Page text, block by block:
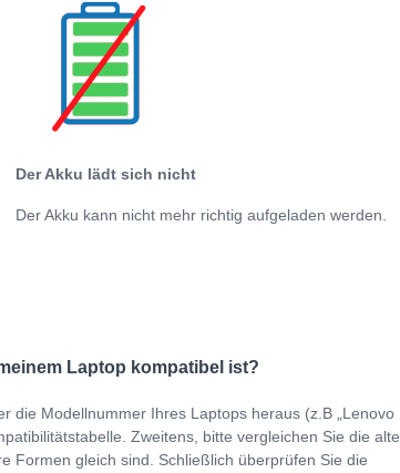
Der Akku lädt sich nicht
Der Akku kann nicht mehr richtig aufgeladen werden.
Laptop kompatibel ist?
die Modellnummer Ihres Laptops heraus (z.B „Lenovo
Zweitens, bitte vergleichen Sie die alte
Formen gleich sind. Schließlich überprüfen Sie die